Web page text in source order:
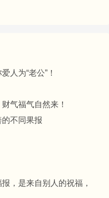
人为“老公”！
气福气自然来！
不同果报
，是来自别人的祝福，